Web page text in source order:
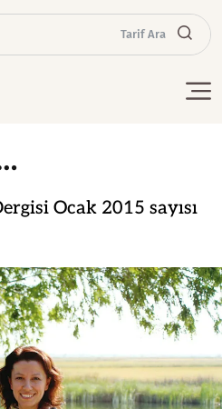
Tarif Ara
Ocak 2015 sayısı